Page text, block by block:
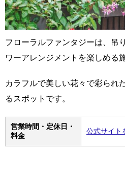
フローラルファンタジーは、吊
ワーアレンジメントを楽しめる
カラフルで美しい花々で彩られ
るスポットです。
営業時間・定休日・
料金
公式サイト